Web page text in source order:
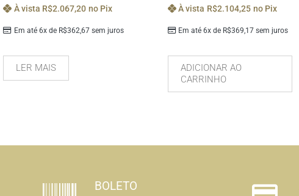
Em até 6x de R$362,67sem juros
À vista R$2.067,20 no Pix
LER MAIS
Em até 6x de R$369,17 sem juros
À vista R$2.104,25 no Pix
ADICIONAR AO
CARRINHO
BOLETO